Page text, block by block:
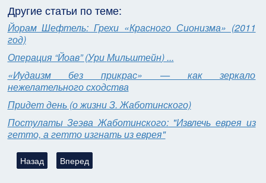
Другие статьи по теме:
Йорам Шефтель: Грехи «Красного Сионизма» (2011
год)
Операция “Йоав” (УриМильштейн) ...
«Иудаизм без прикрас» — как зеркало
нежелательного сходства
Придет день (о жизни З. Жаботинского)
Постулаты Зеэва Жаботинского: "Извлечь еврея из
гетто, а гетто изгнать из еврея"
Предыдущий: Ури Мильштейн. "Гений. О Зеве Жаботинском"
Назад Следующий: Королевский поступок, или как
Вперед